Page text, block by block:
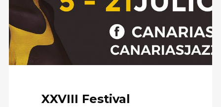
XXVIII Festival